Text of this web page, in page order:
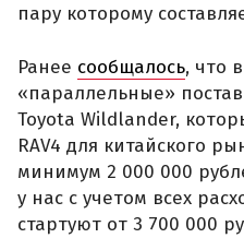
пару которому
Ранее сообщалось, что
«параллельные»
Toyota Wildlander,
RAV4 для китайского
минимум 2 000 000
у нас с учетом всех
стартуют от 3 700 000